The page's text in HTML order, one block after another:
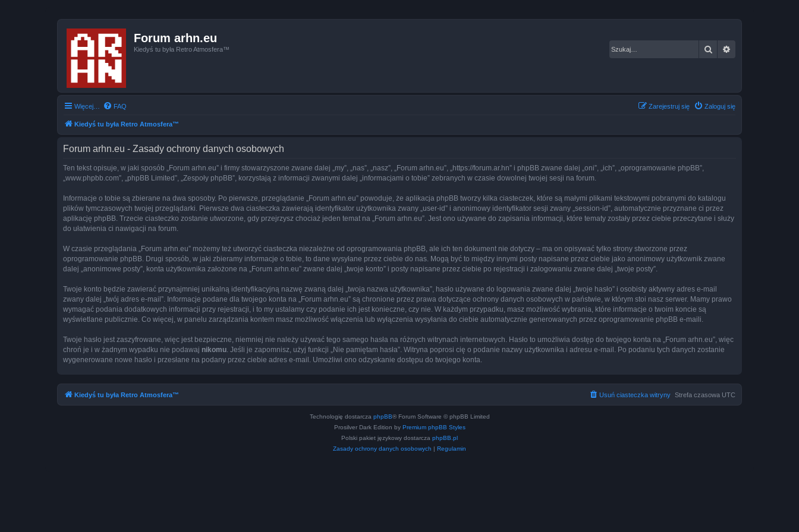
Forum arhn.eu
Kiedyś tu była Retro Atmosfera™ Szukaj
Więcej… FAQ Zaloguj się
Zarejestruj się
Kiedyś tu była Retro Atmosfera™
Forum arhn.eu - Zasady ochrony danych osobowych
Ten tekst opisuje, w jaki sposób „Forum arhn.eu” i firmy stowarzyszone zwane dalej „my”, „nas”, „nasz”, „Forum arhn.eu”, „https://forum.ar.hn” i phpBB zwane dalej „oni”, „ich”, „oprogramowanie phpBB”,
„www.phpbb.com”, „phpBB Limited”, „Zespoły phpBB”, korzystają z informacji zwanymi dalej „informacjami o tobie” zebranych w czasie dowolnej twojej sesji na forum.
Informacje o tobie są zbierane na dwa sposoby. Po pierwsze, przeglądanie „Forum arhn.eu” powoduje, że aplikacja phpBB tworzy kilka ciasteczek, które są małymi plikami tekstowymi pobranymi do katalogu
plików tymczasowych twojej przeglądarki. Pierwsze dwa ciasteczka zawierają identyfikator użytkownika zwany „user-id” i anonimowy identyfikator sesji zwany „session-id”, automatycznie przyznane ci przez
aplikację phpBB. Trzecie ciasteczko zostanie utworzone, gdy przejrzysz chociaż jeden temat na „Forum arhn.eu”. Jest ono używane do zapisania informacji, które tematy zostały przez ciebie przeczytane i służy
do ułatwienia ci nawigacji na forum.
W czasie przeglądania „Forum arhn.eu” możemy też utworzyć ciasteczka niezależne od oprogramowania phpBB, ale ich ten dokument nie dotyczy – ma on opisywać tylko strony stworzone przez
oprogramowanie phpBB. Drugi sposób, w jaki zbieramy informacje o tobie, to dane wysyłane przez ciebie do nas. Mogą być to między innymi posty napisane przez ciebie jako anonimowy użytkownik zwane
dalej „anonimowe posty”, konta użytkownika założone na „Forum arhn.eu” zwane dalej „twoje konto” i posty napisane przez ciebie po rejestracji i zalogowaniu zwane dalej „twoje posty”.
Twoje konto będzie zawierać przynajmniej unikalną identyfikacyjną nazwę zwaną dalej „twoja nazwa użytkownika”, hasło używane do logowania zwane dalej „twoje hasło” i osobisty aktywny adres e-mail
zwany dalej „twój adres e-mail”. Informacje podane dla twojego konta na „Forum arhn.eu” są chronione przez prawa dotyczące ochrony danych osobowych w państwie, w którym stoi nasz serwer. Mamy prawo
wymagać podania dodatkowych informacji przy rejestracji, i to my ustalamy czy podanie ich jest konieczne, czy nie. W każdym przypadku, masz możliwość wybrania, które informacje o twoim koncie są
wyświetlane publicznie. Co więcej, w panelu zarządzania kontem masz możliwość włączenia lub wyłączenia wysyłania do ciebie automatycznie generowanych przez oprogramowanie phpBB e-maili.
Twoje hasło jest zaszyfrowane, więc jest bezpieczne, niemniej nie należy używać tego samego hasła na różnych witrynach internetowych. Hasło to umożliwia dostęp do twojego konta na „Forum arhn.eu”, więc
chroń je i w żadnym wypadku nie podawaj nikomu. Jeśli je zapomnisz, użyj funkcji „Nie pamiętam hasła”. Witryna poprosi cię o podanie nazwy użytkownika i adresu e-mail. Po podaniu tych danych zostanie
wygenerowane nowe hasło i przesłane na podany przez ciebie adres e-mail. Umożliwi ono odzyskanie dostępu do twojego konta.
Kiedyś tu była Retro Atmosfera™ Strefa czasowa UTC
Usuń ciasteczka witryny
Technologię dostarcza phpBB® Forum Software © phpBB Limited
Prosilver Dark Edition by Premium phpBB Styles
Polski pakiet językowy dostarcza phpBB.pl
Zasady ochrony danych osobowych | Regulamin